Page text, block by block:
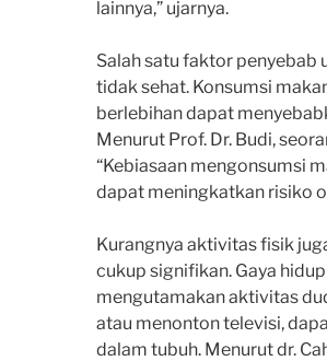
lainnya,” ujarnya.
Salah satu faktor penyebab
tidak sehat. Konsumsi
berlebihan dapat
Menurut Prof. Dr. Budi,
“Kebiasaan mengonsumsi
dapat meningkatkan risiko
Kurangnya aktivitas fisik
cukup signifikan. Gaya
mengutamakan aktivitas
atau menonton televisi,
dalam tubuh. Menurut dr.